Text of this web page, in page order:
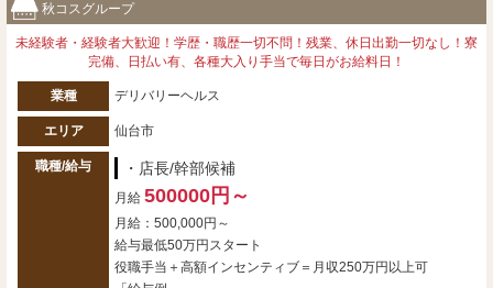
秋コスグループ
未経験者・経験者大歓迎！学歴・職歴一切不問！残業、休日出勤一切なし！寮
完備、日払い有、各種大入り手当で毎日がお給料日！
業種 デリバリーヘルス
エリア 仙台市
職種/給与 ・店長/幹部候補
月給 500000円～
月給：500,000円～
給与最低50万円スタート
役職手当＋高額インセンティブ＝月収250万円以上可